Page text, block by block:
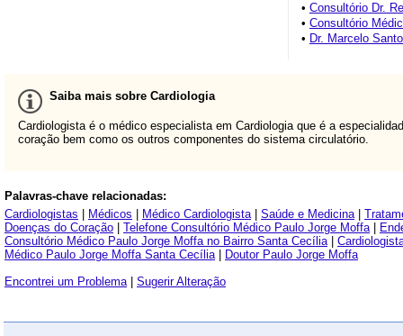
• Consultório Dr.
• Consultório
• Dr. Marcelo
Saiba mais sobre Cardiologia
Cardiologista é o médico especialista em Cardiologia que é a
coração bem como os outros componentes do sistema circulatório.
Palavras-chave relacionadas:
Cardiologistas
Médicos Médico Cardiologista| Saúde e Medicina|
Doenças do Coração
Telefone Consultório Médico Paulo Jorge Moffa|
Consultório Médico Paulo Jorge Moffa no Bairro Santa Cecília|
Médico Paulo Jorge Moffa Santa Cecília|
Doutor Paulo Jorge Moffa
Encontrei um Problema| Sugerir Alteração